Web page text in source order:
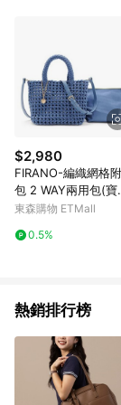
$2,980
FIRANO-編織網格
包 2 WAY兩用包(寶
藍)
東森購物 ETMall
0.5%
熱銷排行榜